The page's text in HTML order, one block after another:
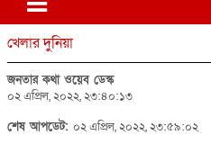
খেলার দুনিয়া
জনতার কথা ওয়েব ডেস্ক
০২ এপ্রিল, ২০২২, ২৩:৪০:১৩
শেষ আপডেট: ০২ এপ্রিল, ২০২২, ২৩:৫৯:০২